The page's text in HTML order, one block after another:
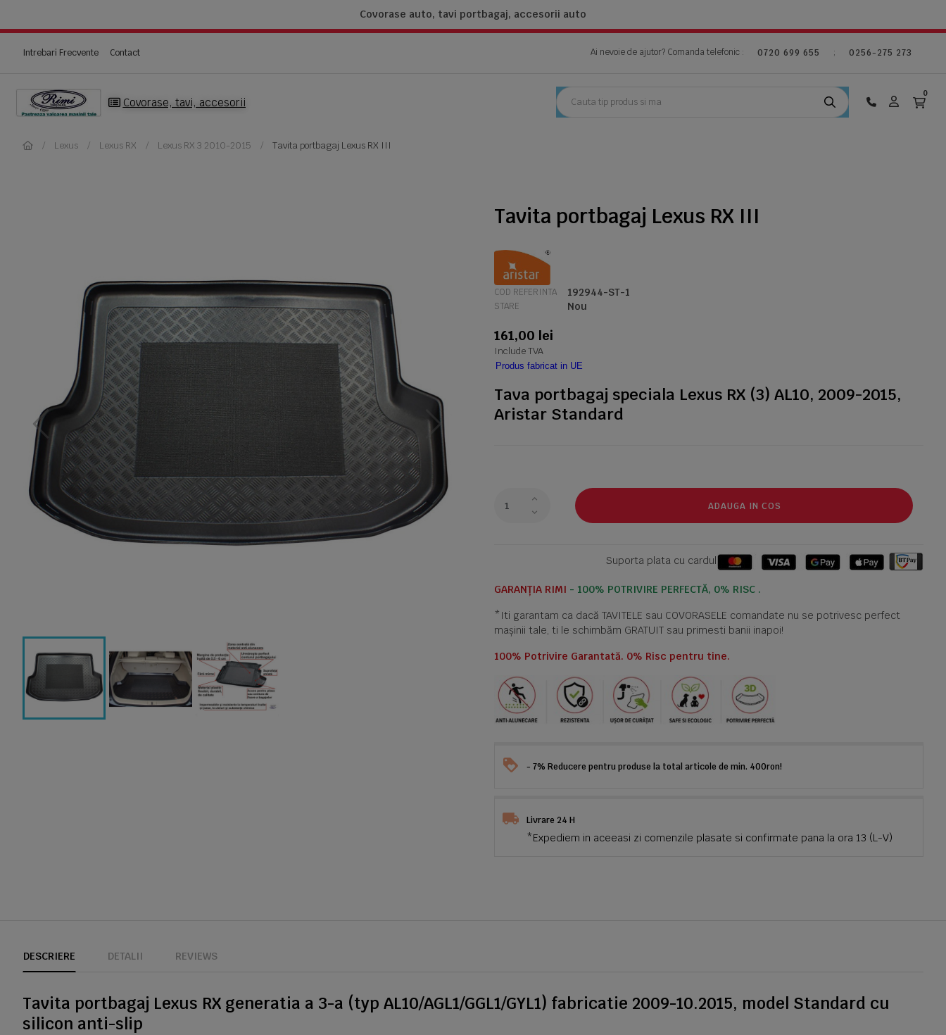
Covorase auto, tavi portbagaj, accesorii auto
Intrebari Frecvente Contact Ai nevoie de ajutor? Comanda telefonic : 0720 699 655 ; 0256-275 273
Covorase, tavi, accesorii
0
Lexus Lexus RX Lexus RX 3 2010-2015 Tavita portbagaj Lexus RX III
Tavita portbagaj Lexus RX III
COD REFERINTA 192944-ST-1
STARE Nou
161,00 lei
Include TVA
Produs fabricat in UE
Tava portbagaj speciala Lexus RX (3) AL10, 2009-2015,
Aristar Standard
ADAUGA IN COS
Suporta plata cu cardul
GARANȚIA RIMI - 100% POTRIVIRE PERFECTĂ, 0% RISC .
*Iti garantam ca dacă TAVITELE sau COVORASELE comandate nu se potrivesc perfect
mașinii tale, ti le schimbăm GRATUIT sau primesti banii inapoi!
100% Potrivire Garantată. 0% Risc pentru tine.
- 7% Reducere pentru produse la total articole de min. 400ron!
Livrare 24 H
*Expediem in aceeasi zi comenzile plasate si confirmate pana la ora 13 (L-V)
DESCRIERE DETALII REVIEWS
Tavita portbagaj Lexus RX generatia a 3-a (typ AL10/AGL1/GGL1/GYL1) fabricatie 2009-10.2015, model Standard cu
silicon anti-slip